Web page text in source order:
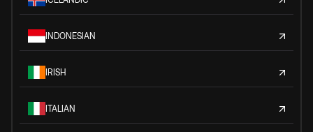
INDONESIAN
IRISH
ITALIAN